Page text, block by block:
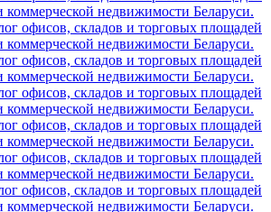
коммерческой недвижимости Беларуси.
офисов, складов и торговых площадей
коммерческой недвижимости Беларуси.
офисов, складов и торговых площадей
коммерческой недвижимости Беларуси.
офисов, складов и торговых площадей
коммерческой недвижимости Беларуси.
офисов, складов и торговых площадей
коммерческой недвижимости Беларуси.
офисов, складов и торговых площадей
коммерческой недвижимости Беларуси.
офисов, складов и торговых площадей
коммерческой недвижимости Беларуси.